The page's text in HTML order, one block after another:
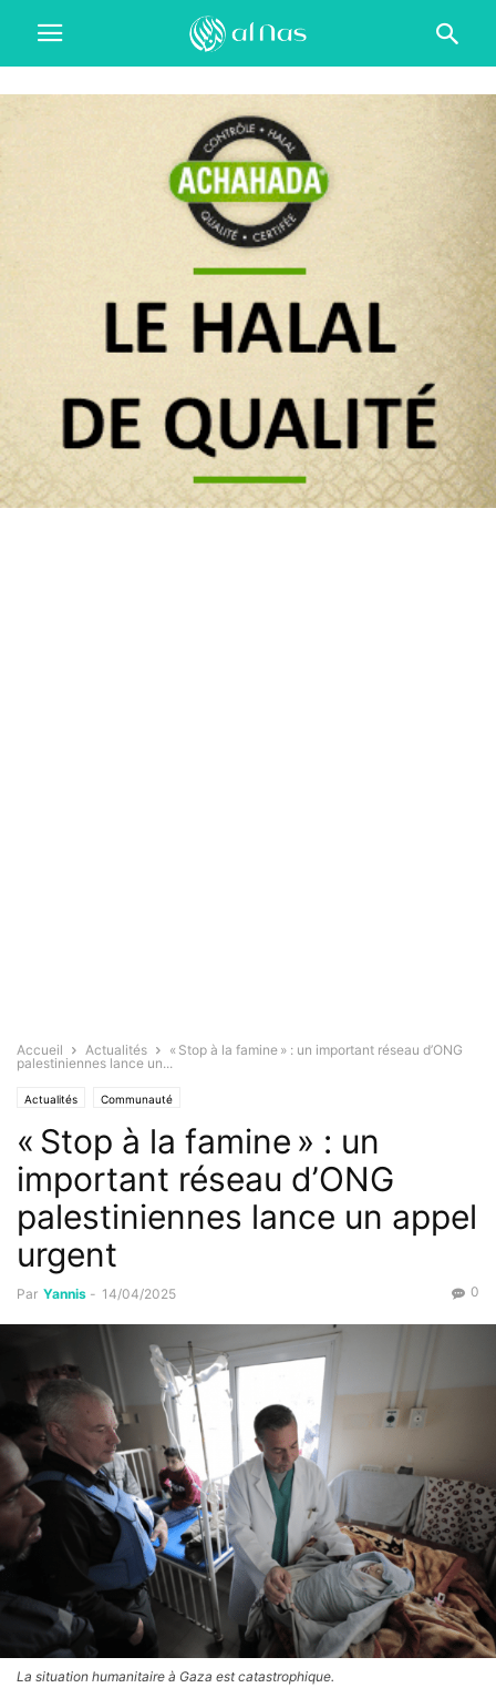
Accueil Actualités
« Stop à la famine » : un important réseau d’ONG
palestiniennes lance un...
Actualités Communauté
« Stop à la famine » : un
important réseau d’ONG
palestiniennes lance un appel
urgent
Par Yannis - 14/04/2025 0
La situation humanitaire à Gaza est catastrophique.